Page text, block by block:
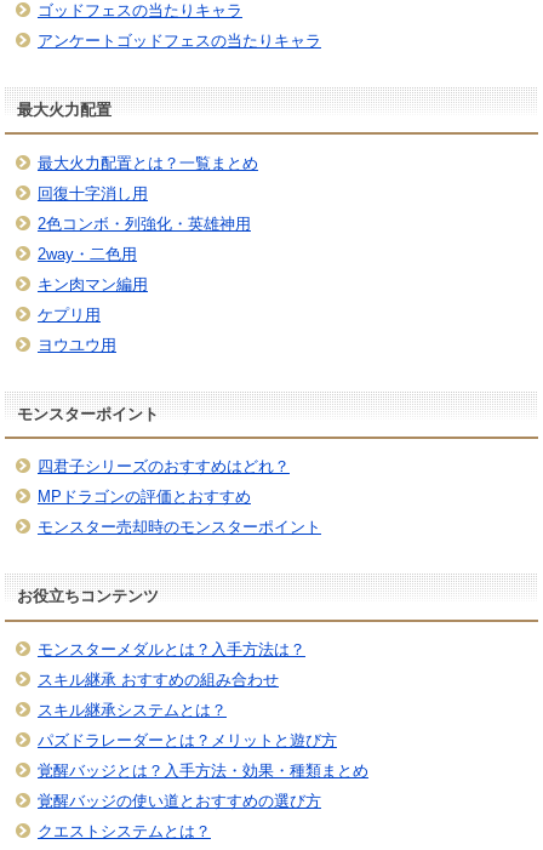
ゴッドフェスの当たりキャラ
アンケートゴッドフェスの当たりキャラ
最大火力配置
最大火力配置とは？一覧まとめ
回復十字消し用
2色コンボ・列強化・英雄神用
2way・二色用
キン肉マン編用
ケプリ用
ヨウユウ用
モンスターポイント
四君子シリーズのおすすめはどれ？
MPドラゴンの評価とおすすめ
モンスター売却時のモンスターポイント
お役立ちコンテンツ
モンスターメダルとは？入手方法は？
スキル継承 おすすめの組み合わせ
スキル継承システムとは？
パズドラレーダーとは？メリットと遊び方
覚醒バッジとは？入手方法・効果・種類まとめ
覚醒バッジの使い道とおすすめの選び方
クエストシステムとは？